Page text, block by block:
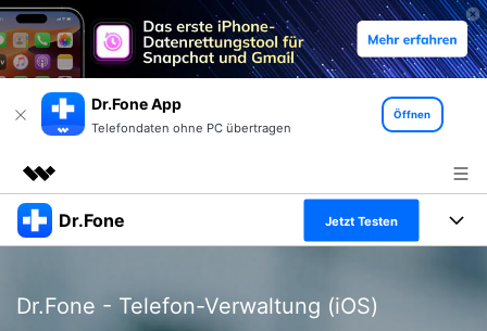
Dr.Fone App
Telefondaten ohne PC übertragen
Öffnen
Top-Produkte
Überblick
Dr.Fone Jetzt Testen
Alles-in-einem-Toolkit
Dr.Fone - Telefon-Verwaltung (iOS)